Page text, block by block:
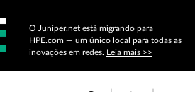
O Juniper.net está migrando para
HPE.com — um único local para todas as
inovações em redes. Leia mais >>